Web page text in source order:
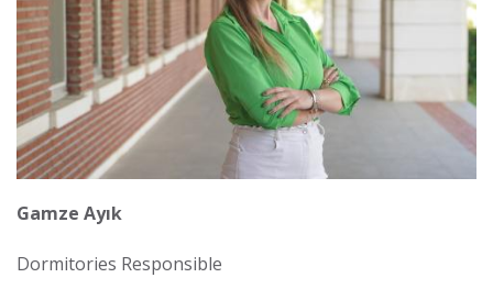
Gamze Ayık
Dormitories Responsible